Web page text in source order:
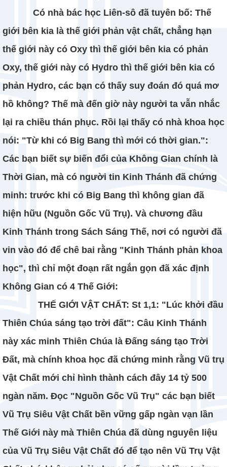
Có nhà bác học Liên-sô đã tuyên bố: Thế
giới bên kia là thế giới phản vật chất, chẳng hạn
thế giới này có Oxy thì thế giới bên kia có phản
Oxy, thế giới này có Hydro thì thế giới bên kia có
phản Hydro, các bạn có thấy suy đoán đó quá mơ
hồ không? Thế mà đến giờ này người ta vẫn nhắc
lại ra chiều thán phục. Rồi lại thấy có nhà khoa học
nói: "Từ khi có Big Bang thì mới có thời gian.":
Các bạn biết sự biến đổi của Không Gian chính là
Thời Gian, mà có người tin Kinh Thánh đã chứng
minh: trước khi có Big Bang thì không gian đã
hiện hữu (Nguồn Gốc Vũ Trụ). Và chương đầu
Kinh Thánh trong Sách Sáng Thế, nơi có người đã
vin vào đó để chê bai rằng "Kinh Thánh phản khoa
học", thì chỉ một đoạn rất ngắn gọn đã xác định
Không Gian có 4 Thế Giới:
THẾ GIỚI VẬT CHẤT: St 1,1: "Lúc khởi đầu
Thiên Chúa sáng tạo trời đất": Câu Kinh Thánh
này xác minh Thiên Chúa là Đấng sáng tạo Trời
Đất, mà chính khoa học đã chứng minh rằng Vũ trụ
Vật Chất mới chỉ hình thành cách đây 14 tỷ 500
ngàn năm. Đọc "Nguồn Gốc Vũ Trụ" các bạn biết
Vũ Trụ Siêu Vật Chất bền vững gấp ngàn vạn lần
Thế Giới này mà Thiên Chúa đã dùng nguyên liệu
của Vũ Trụ Siêu Vật Chất đó để tạo nên Vũ Trụ Vật